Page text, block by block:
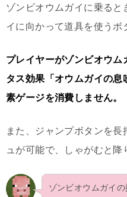
ゾンビオウムガイに乗る
イに向かって道具を使うボ
プレイヤーがゾンビオウ
タス効果「オウムガイの
素ゲージを消費しません。
また、ジャンプボタンを
ュが可能で、しゃがむと降
ゾンビオウムガイ